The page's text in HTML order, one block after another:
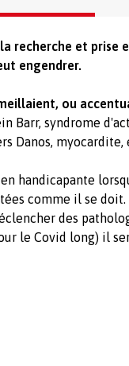
recherche et prise
engendrer.
ou
Barr, syndrome
Danos, myocardite,
handicapante
comme il se
des
le Covid long) il